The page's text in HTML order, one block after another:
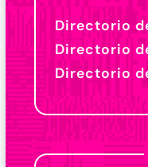
Directorio
Directorio
Directorio